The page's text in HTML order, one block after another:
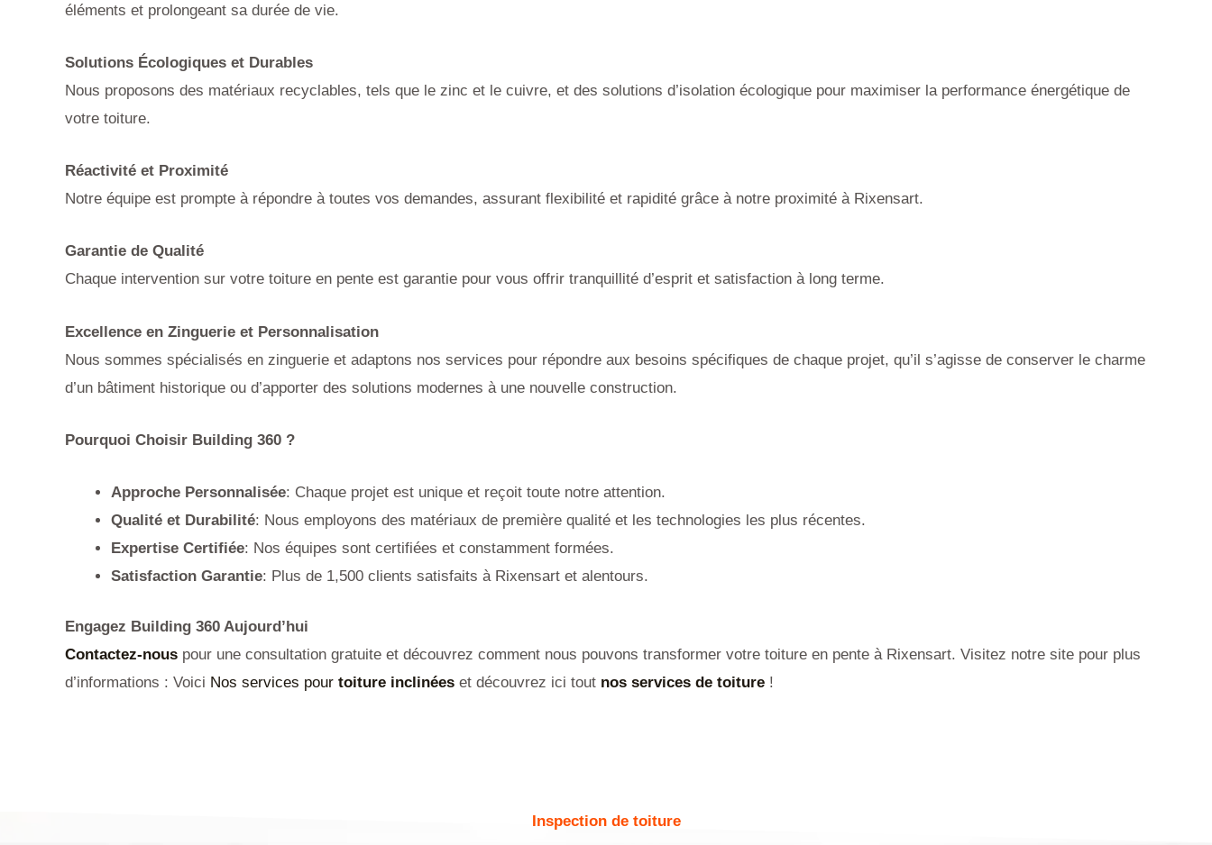
éléments et prolongeant sa durée de vie.
Solutions Écologiques et Durables
Nous proposons des matériaux recyclables, tels que le zinc et le cuivre, et des solutions d’isolation écologique pour maximiser la performance énergétique de
votre toiture.
Réactivité et Proximité
Notre équipe est prompte à répondre à toutes vos demandes, assurant flexibilité et rapidité grâce à notre proximité à Rixensart.
Garantie de Qualité
Chaque intervention sur votre toiture en pente est garantie pour vous offrir tranquillité d’esprit et satisfaction à long terme.
Excellence en Zinguerie et Personnalisation
Nous sommes spécialisés en zinguerie et adaptons nos services pour répondre aux besoins spécifiques de chaque projet, qu’il s’agisse de conserver le charme
d’un bâtiment historique ou d’apporter des solutions modernes à une nouvelle construction.
Pourquoi Choisir Building 360 ?
Approche Personnalisée: Chaque projet est unique et reçoit toute notre attention.
Qualité et Durabilité: Nous employons des matériaux de première qualité et les technologies les plus récentes.
Expertise Certifiée: Nos équipes sont certifiées et constamment formées.
Satisfaction Garantie: Plus de 1,500 clients satisfaits à Rixensart et alentours.
Engagez Building 360 Aujourd’hui
Contactez-nous pour une consultation gratuite et découvrez comment nous pouvons transformer votre toiture en pente à Rixensart. Visitez notre site pour plus
d’informations : Voici Nos services pour toiture inclinées et découvrez ici tout nos services de toiture !
Inspection de toiture